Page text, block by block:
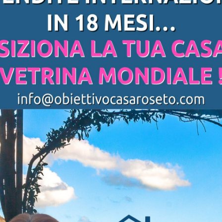
Petrae Roseti regna sul Mare